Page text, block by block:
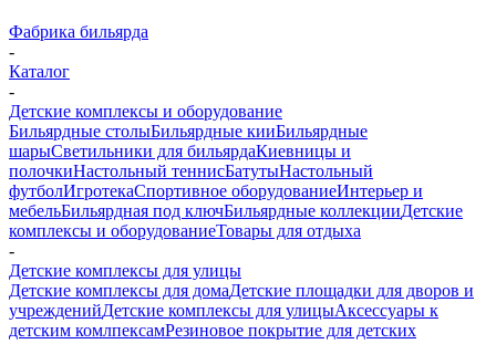
Фабрика бильярда
-
Каталог
-
Детские комплексы и оборудование
Бильярдные столыБильярдные кииБильярдные
шарыСветильники для бильярдаКиевницы и
полочкиНастольный теннисБатутыНастольный
футболИгротекаСпортивное оборудованиеИнтерьер и
мебельБильярдная под ключБильярдные коллекцииДетские
комплексы и оборудованиеТовары для отдыха
-
Детские комплексы для улицы
Детские комплексы для домаДетские площадки для дворов и
учрежденийДетские комплексы для улицыАксессуары к
детским комлпексамРезиновое покрытие для детских